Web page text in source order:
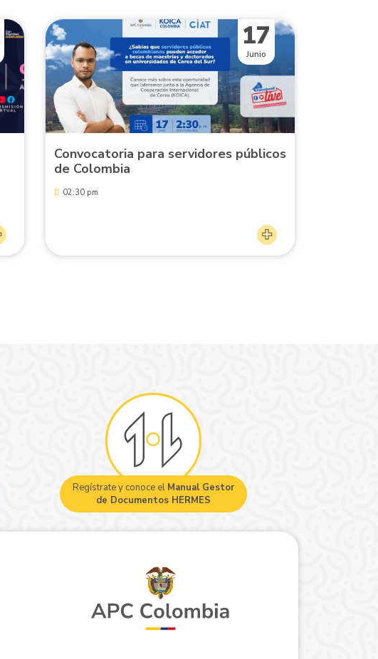
17
Junio
Convocatoria para servidores públicos
de Colombia
02:30 pm
Regístrate y conoce el Manual Gestor
de Documentos HERMES